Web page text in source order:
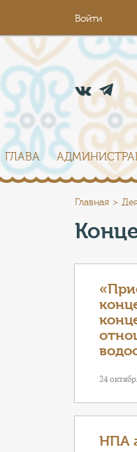
Войти
ГЛАВА
Главная
24
НПА